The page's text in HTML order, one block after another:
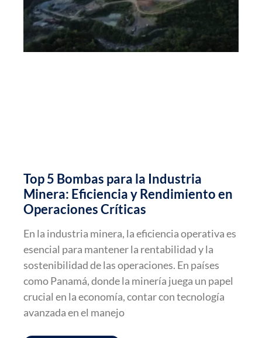
Top 5 Bombas para la Industria
Minera: Eficiencia y Rendimiento en
Operaciones Críticas
En la industria minera, la eficiencia operativa es
esencial para mantener la rentabilidad y la
sostenibilidad de las operaciones. En países
como Panamá, donde la minería juega un papel
crucial en la economía, contar con tecnología
avanzada en el manejo